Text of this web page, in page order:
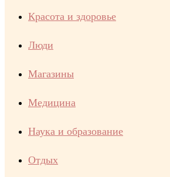
Красота и здоровье
Люди
Магазины
Медицина
Наука и образование
Отдых